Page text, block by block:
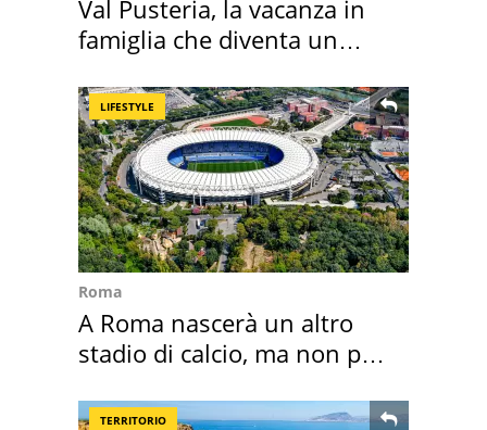
Val Pusteria, la vacanza in
famiglia che diventa un
LIFESTYLE
Roma
A Roma nascerà un altro
stadio di calcio, ma non per
TERRITORIO